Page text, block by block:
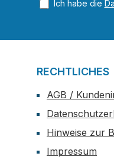
Ich habe die
RECHTLICHES
AGB /
Hinweise zur
Impressum